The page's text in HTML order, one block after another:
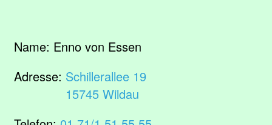
Name: Enno von Essen
Adresse: Schillerallee 19
15745 Wildau